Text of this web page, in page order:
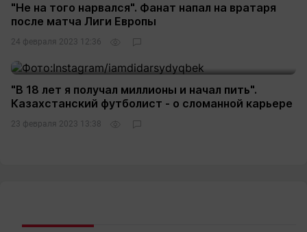
"Не на того нарвался". Фанат напал на вратаря
после матча Лиги Европы
24 февраля 2023 12:36
"В 18 лет я получал миллионы и начал пить".
Казахстанский футболист - о сломанной карьере
23 февраля 2023 13:38